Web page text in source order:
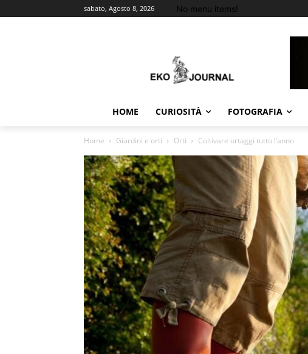
sabato, Agosto 8, 2026 No menu items!
HOME CURIOSITÀ FOTOGRAFIA
Home Giardini e orti Orti Coltivare ortaggi tutto l’anno